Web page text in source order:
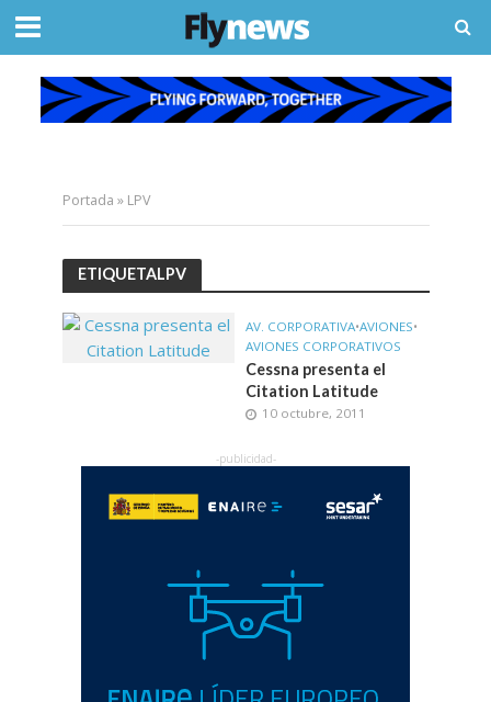
Portada » LPV
ETIQUETALPV
AV. CORPORATIVA•AVIONES•
AVIONES CORPORATIVOS
Cessna presenta el
Citation Latitude
10 octubre, 2011